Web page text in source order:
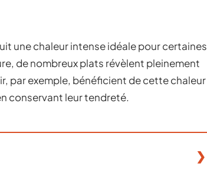
une chaleur intense idéale pour certaines
de nombreux plats révèlent pleinement
par exemple, bénéficient de cette chaleur
conservant leur tendreté.